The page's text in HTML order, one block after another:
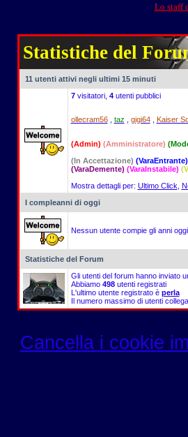
Lo staff
Statistiche del
11 utenti attivi negli ultimi 15 minuti
7visitatori, 4utenti pubblici
ollecram56, taz gigi64, Kaiser
(Admin) (Amministratore)
(In Accettazione) (VaraEntrante)
(VaraDemente) (VaraInstabile)
Mostra dettagli per: Ultimo Click
I compleanni di oggi
Nessun utente compie gli anni oggi
Statistiche del Forum
Gli utenti del forum hanno inviato
Abbiamo 498utenti registrati
L'ultimo utente registrato è perla
Il numero massimo di utenti
Cancella i cookie